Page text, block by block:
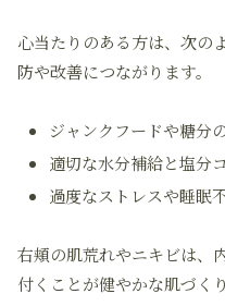
心当たりのある方は、次の
防や改善につながります。
ジャンクフードや糖分
適切な水分補給と塩分
過度なストレスや睡眠
右頬の肌荒れやニキビは、
付くことが健やかな肌づく